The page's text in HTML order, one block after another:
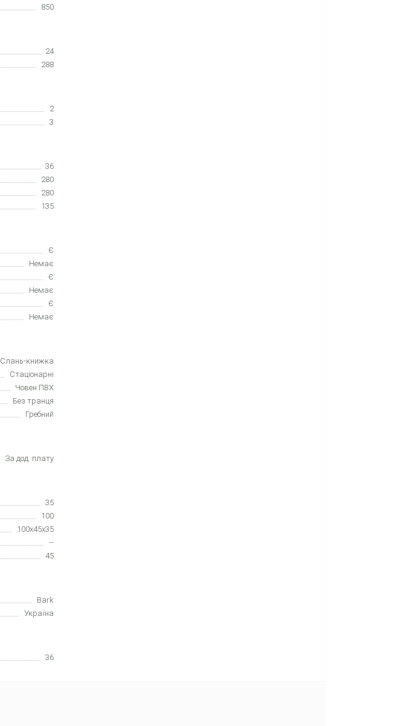
850
24
288
2
3
36
280
280
135
Є
Немає
Є
Немає
Є
Немає
Слань-книжка
Стаціонарні
Човен ПВХ
Без транця
Гребний
За дод. плату
35
100
100x45x35
--
45
Bark
Україна
36